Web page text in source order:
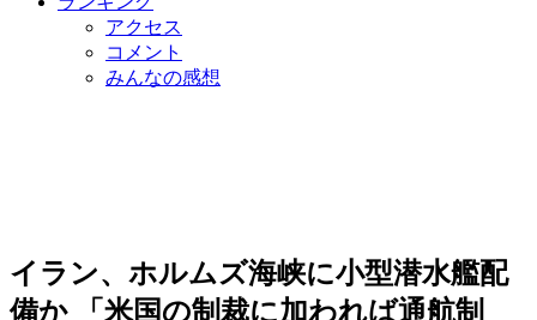
アクセス
コメント
みんなの感想
イラン、ホルムズ海峡に小型潜水艦配
備か 「米国の制裁に加われば通航制